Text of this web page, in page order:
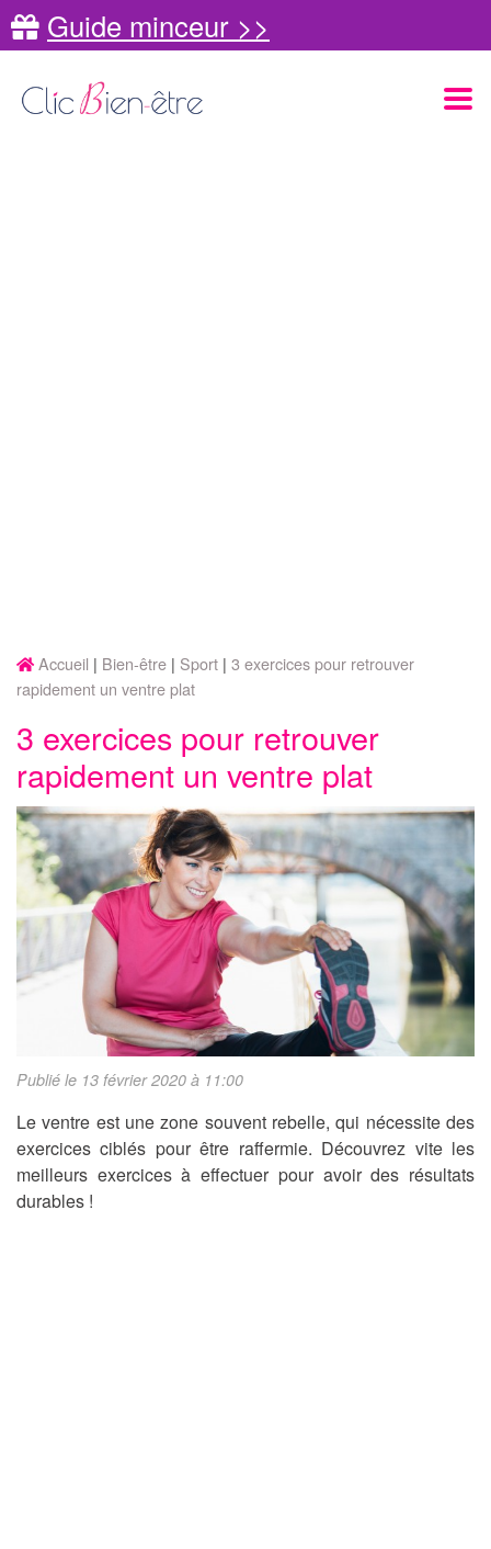
Guide minceur >>
Accueil Bien-être Sport 3 exercices pour retrouver
rapidement un ventre plat
3 exercices pour retrouver
rapidement un ventre plat
Publié le 13 février 2020 à 11:00
Le ventre est une zone souvent rebelle, qui nécessite des
exercices ciblés pour être raffermie. Découvrez vite les
meilleurs exercices à effectuer pour avoir des résultats
durables !